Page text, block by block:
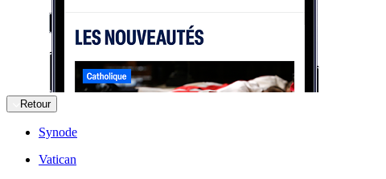
Retour
Synode
Vatican